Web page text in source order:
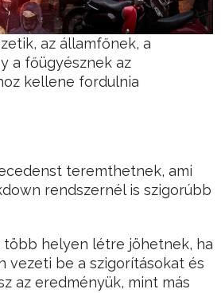
az államfőnek, a
a főügyésznek az
kellene fordulnia
teremthetnek, ami
rendszernél is szigorúbb
helyen létre jöhetnek, ha
vezeti be a szigorításokat és
az eredményük, mint más